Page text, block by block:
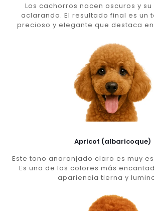
Los cachorros nacen oscuros y
aclarando. El resultado final es un
precioso y elegante que destaca
Apricot (albaricoque)
Este tono anaranjado claro es muy
Es uno de los colores más
apariencia tierna y